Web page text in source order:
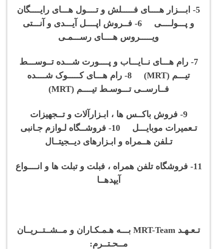
5- ابـــزار هــــای فـــــلش و تــــول هـــای رایــــگان
و پـــولــــی 6- فــروش اپــــل آیـــدی و آنـــتی
ویـــــروس هــــای رســـمـی
7- رام هـــای نــایـــاب و پــــورت شـــده تــوســـط
تیـــم (MRT) 8- رام هـــای کـــــوک شــــده
فــارســی تـــوسـط تیــــم (MRT)
9- فروش باکــس ها ، ابـزارآلات و تــجهیزات
تـعمیرات موبایـــل 10- فروشــگاه لـوازم جـانبی
تـلفن هــمراه و ابـزارهای دیــجیتــال
11- فروشگاه تلفن همراه ، فبلت و تبلت ها و انــــواع
آیپدهــا
تـعـهـد MRT-Team بـــه هـمـکـاران و مــشــتــریــان
مــحـتــرم: